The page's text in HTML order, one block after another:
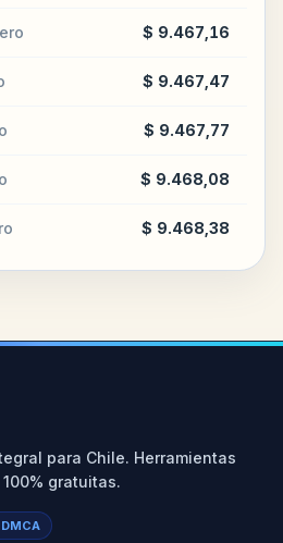
$ 9.467,16
$ 9.467,47
$ 9.467,77
$ 9.468,08
$ 9.468,38
para Chile. Herramientas
gratuitas.